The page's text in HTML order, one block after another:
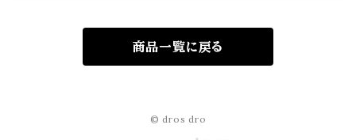
GLOMA NAUTICA(グローマノーティカ)
商品一覧に戻る
© dros dro